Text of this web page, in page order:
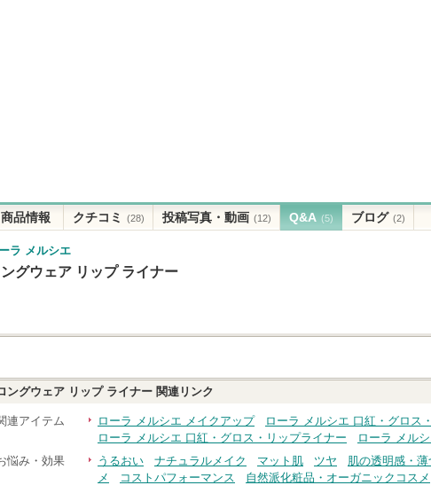
商品情報 クチコミ (28) 投稿写真・動画 (12) Q&A (5) ブログ (2)
ラ メルシエ
ングウェア リップ ライナー
ングウェア リップ ライナー 関連リンク
連アイテム ローラ メルシエ メイクアップ ローラ メルシエ 口紅・グロス
ローラ メルシエ 口紅・グロス・リップライナー
ローラ メル
悩み・効果
うるおい ナチュラルメイク マット肌 ツヤ 肌の透明感・薄
メ
コストパフォーマンス 自然派化粧品・オーガニックコスメ